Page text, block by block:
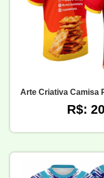
Arte Criativa Camisa
R$: